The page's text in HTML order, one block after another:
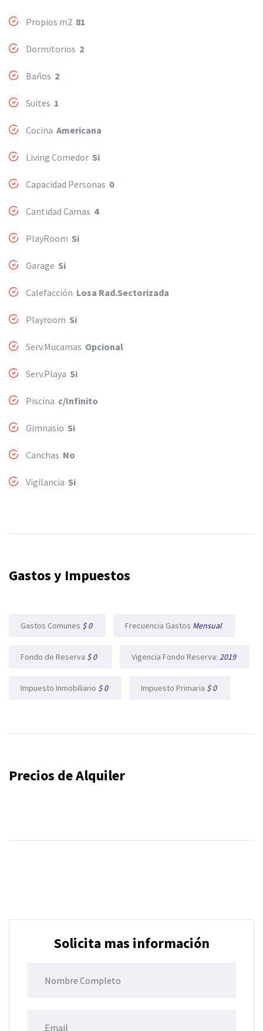
Propios m2 81
Dormitorios 2
Baños 2
Suites 1
Cocina Americana
Living Comedor Si
Capacidad Personas 0
Cantidad Camas 4
PlayRoom Si
Garage Si
Calefacción Losa Rad.Sectorizada
Playroom Si
Serv.Mucamas Opcional
Serv.Playa Si
Piscina c/Infinito
Gimnasio Si
Canchas No
Vigilancia Si
Gastos y Impuestos
Gastos Comunes $ 0 Frecuencia Gastos Mensual
Fondo de Reserva $ 0 Vigencia Fondo Reserva: 2019
Impuesto Inmobiliario $ 0 Impuesto Primaria $ 0
Precios de Alquiler
Solicita mas información